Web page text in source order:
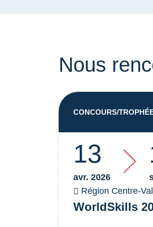
Nous
WorldSkills
13
avr. 2026
Région Centre-
CONCOURS/